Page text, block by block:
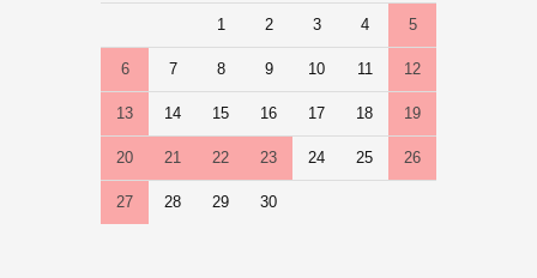
1 2 3 4 5
6 7 8 9 10 11 12
13 14 15 16 17 18 19
20 21 22 23 24 25 26
27 28 29 30